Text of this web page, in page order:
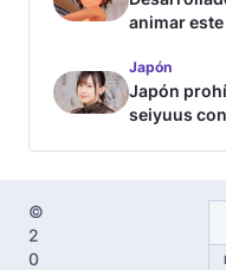
animar
Japón
Japón
seiyuus
©
2
0